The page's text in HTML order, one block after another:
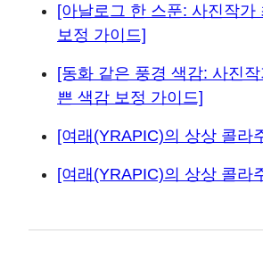
[아날로그 한 스푼: 사진작가
보정 가이드]
[동화 같은 풍경 색감: 사진
쁜 색감 보정 가이드]
[여래(YRAPIC)의 상상 콜라
[여래(YRAPIC)의 상상 콜라